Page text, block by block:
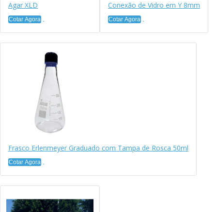
Agar XLD
Cotar Agora
Conexão de Vidro em Y 8mm
Cotar Agora
Frasco Erlenmeyer Graduado com Tampa de Rosca 50ml
Cotar Agora